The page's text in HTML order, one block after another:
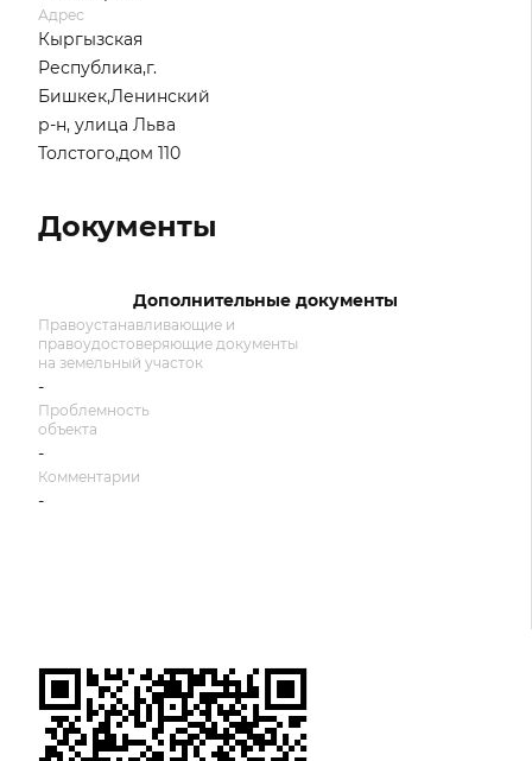
Адрес
Кыргызская
Республика,г.
Бишкек,Ленинский
р-н, улица Льва
Толстого,дом 110
Документы
Дополнительные документы
Правоустанавливающие и
правоудостоверяющие документы
на земельный участок
-
Проблемность
объекта
-
Комментарии
-